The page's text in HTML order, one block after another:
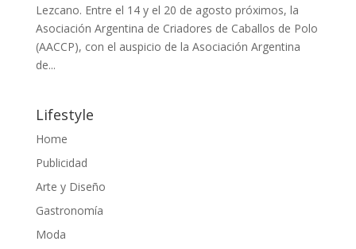
Lezcano. Entre el 14 y el 20 de agosto próximos, la
Asociación Argentina de Criadores de Caballos de Polo
(AACCP), con el auspicio de la Asociación Argentina
de...
Lifestyle
Home
Publicidad
Arte y Diseño
Gastronomía
Moda